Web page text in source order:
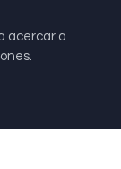
acercar a